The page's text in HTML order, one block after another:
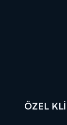
ÖZEL